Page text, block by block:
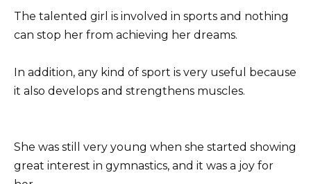
The talented girl is involved in sports and nothing
can stop her from achieving her dreams.
In addition, any kind of sport is very useful because
it also develops and strengthens muscles.
She was still very young when she started showing
great interest in gymnastics, and it was a joy for